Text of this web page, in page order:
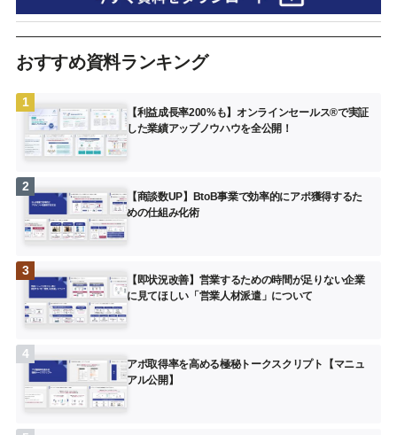
おすすめ資料ランキング
【利益成長率200%も】オンラインセールス®︎で実証
した業績アップノウハウを全公開！
【商談数UP】BtoB事業で効率的にアポ獲得するた
めの仕組み化術
【即状況改善】営業するための時間が足りない企業
に見てほしい「営業人材派遣」について
アポ取得率を高める極秘トークスクリプト【マニュ
アル公開】